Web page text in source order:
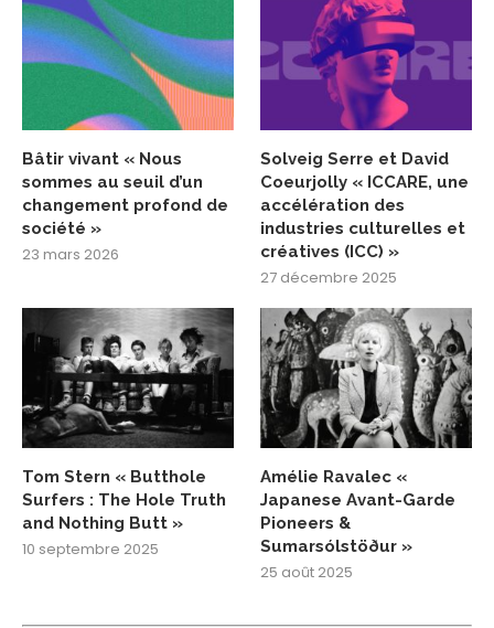
Bâtir vivant « Nous
sommes au seuil d’un
changement profond de
société »
23 mars 2026
Solveig Serre et David
Coeurjolly « ICCARE, une
accélération des
industries culturelles et
créatives (ICC) »
27 décembre 2025
Tom Stern « Butthole
Surfers : The Hole Truth
and Nothing Butt »
10 septembre 2025
Amélie Ravalec «
Japanese Avant-Garde
Pioneers &
Sumarsólstöður »
25 août 2025